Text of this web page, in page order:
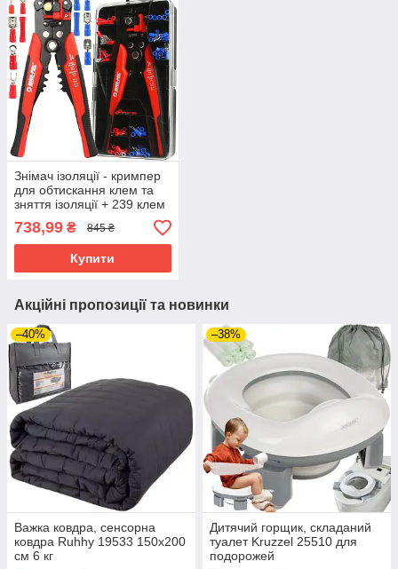
Знімач ізоляції - кримпер
для обтискання клем та
зняття ізоляції + 239 клем
Mar-Pol M49529
738,99 ₴ 845 ₴
Купити
Акційні пропозиції та новинки
–40%
Важка ковдра, сенсорна
ковдра Ruhhy 19533 150х200
см 6 кг
–38%
Дитячий горщик, складаний
туалет Kruzzel 25510 для
подорожей